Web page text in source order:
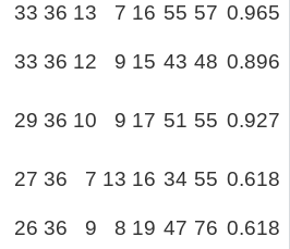
33 36 13 7 16 55 57 0.965
33 36 12 9 15 43 48 0.896
29 36 10 9 17 51 55 0.927
27 36 7 13 16 34 55 0.618
26 36 9 8 19 47 76 0.618